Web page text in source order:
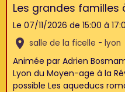
Les grandes familles
Le 07/11/2026 de 15:00 à
salle de la ficelle - lyon
Animée par Adrien
Lyon du Moyen-age à la
possible Les aqueducs